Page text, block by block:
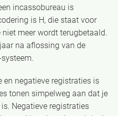
incassobureau is
is H, die staat voor
meer wordt terugbetaald.
na aflossing van de
en negatieve registraties is
tonen simpelweg aan dat je
Negatieve registraties